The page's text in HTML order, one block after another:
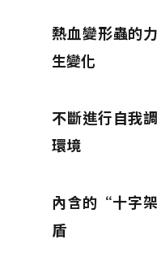
熱血變形蟲的
生變化
不斷進行自我
環境
內含的“十字
盾